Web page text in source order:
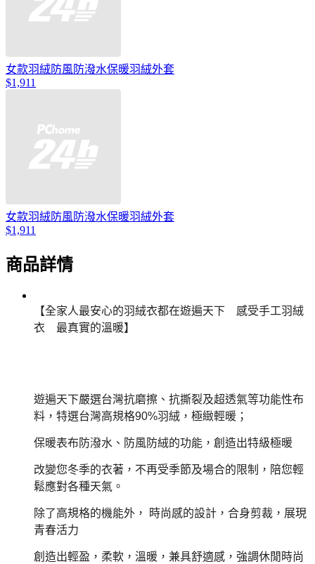
女款羽絨防風防潑水保暖羽絨外套
$1,911
女款羽絨防風防潑水保暖羽絨外套
$1,911
商品詳情
【全家人最安心的羽絨衣都在遊遍天下 感受手工羽絨
衣 最真實的溫暖】
遊遍天下嚴選台灣抗磨擦、抗撕裂及超透氣等功能性布
料，特選台灣高規格90%羽絨，極緻輕暖；
保暖表布防潑水、防風防絨的功能，創造出特級極暖
改變您冬季的衣著，不再受季節及場合的限制，陪您輕
鬆應對各種天氣。
除了高規格的機能外， 時尚感的設計，合身剪裁，展現
青春活力
創造出輕盈，柔軟，溫暖，兼具舒適感，強調休閒時尚